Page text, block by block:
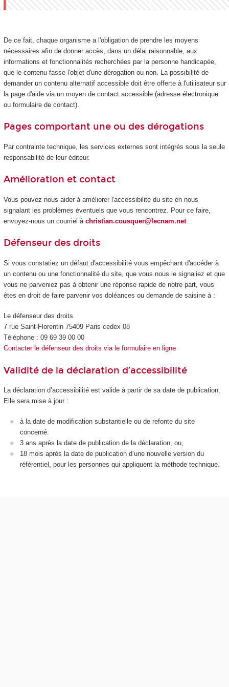
De ce fait, chaque organisme a l'obligation de prendre les moyens
nécessaires afin de donner accès, dans un délai raisonnable, aux
informations et fonctionnalités recherchées par la personne handicapée,
que le contenu fasse l'objet d'une dérogation ou non. La possibilité de
demander un contenu alternatif accessible doit être offerte à l'utilisateur sur
la page d'aide via un moyen de contact accessible (adresse électronique
ou formulaire de contact).
Pages comportant une ou des dérogations
Par contrainte technique, les services externes sont intégrés sous la seule
responsabilité de leur éditeur.
Amélioration et contact
Vous pouvez nous aider à améliorer l'accessibilité du site en nous
signalant les problèmes éventuels que vous rencontrez. Pour ce faire,
envoyez-nous un courriel à christian.cousquer@lecnam.net
Défenseur des droits
Si vous constatiez un défaut d'accessibilité vous empêchant d'accéder à
un contenu ou une fonctionnalité du site, que vous nous le signaliez et que
vous ne parveniez pas à obtenir une réponse rapide de notre part, vous
êtes en droit de faire parvenir vos doléances ou demande de saisine à :
Le défenseur des droits
7 rue Saint-Florentin 75409 Paris cedex 08
Téléphone : 09 69 39 00 00
Contacter le défenseur des droits via le formulaire en ligne
Validité de la déclaration d’accessibilité
La déclaration d’accessibilité est valide à partir de sa date de publication.
Elle sera mise à jour :
à la date de modification substantielle ou de refonte du site
concerné.
3 ans après la date de publication de la déclaration, ou,
18 mois après la date de publication d’une nouvelle version du
référentiel, pour les personnes qui appliquent la méthode technique.